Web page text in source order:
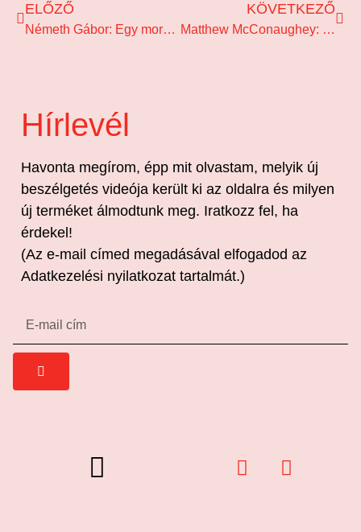
ELŐZŐ
Németh Gábor: Egy mormota nyara
KÖVETKEZŐ
Matthew McConaughey: Zöld lámpa
Hírlevél
Havonta megírom, épp mit olvastam, melyik új
beszélgetés videója került ki az oldalra és milyen
új terméket álmodtunk meg. Iratkozz fel, ha
érdekel!
(Az e-mail címed megadásával elfogadod az
Adatkezelési nyilatkozat tartalmát.)